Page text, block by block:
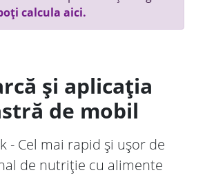
calcula aici.
și aplicația
de mobil
- Cel mai rapid și ușor de
de nutriție cu alimente